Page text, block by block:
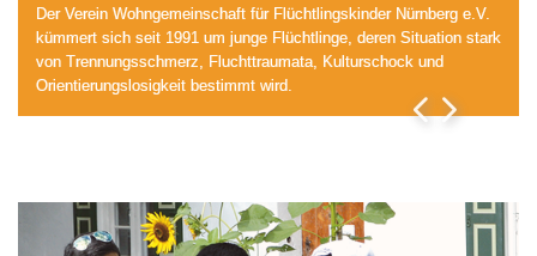
Der Verein Wohngemeinschaft für Flüchtlingskinder Nürnberg e.V.
kümmert sich seit 1991 um junge Flüchtlinge, deren Situation stark
von Trennungsschmerz, Fluchttraumata, Kulturschock und
Orientierungslosigkeit bestimmt wird.